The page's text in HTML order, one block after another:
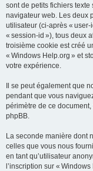
sont de petits fichiers
navigateur web. Les deux
utilisateur (ci-après «
« session-id »), tous deux
troisième cookie est créé
« Windows Help.org » et
votre expérience.
Il se peut également que
pendant que vous
périmètre de ce
phpBB.
La seconde manière dont
celles que vous nous
en tant qu’utilisateur
l’inscription sur «